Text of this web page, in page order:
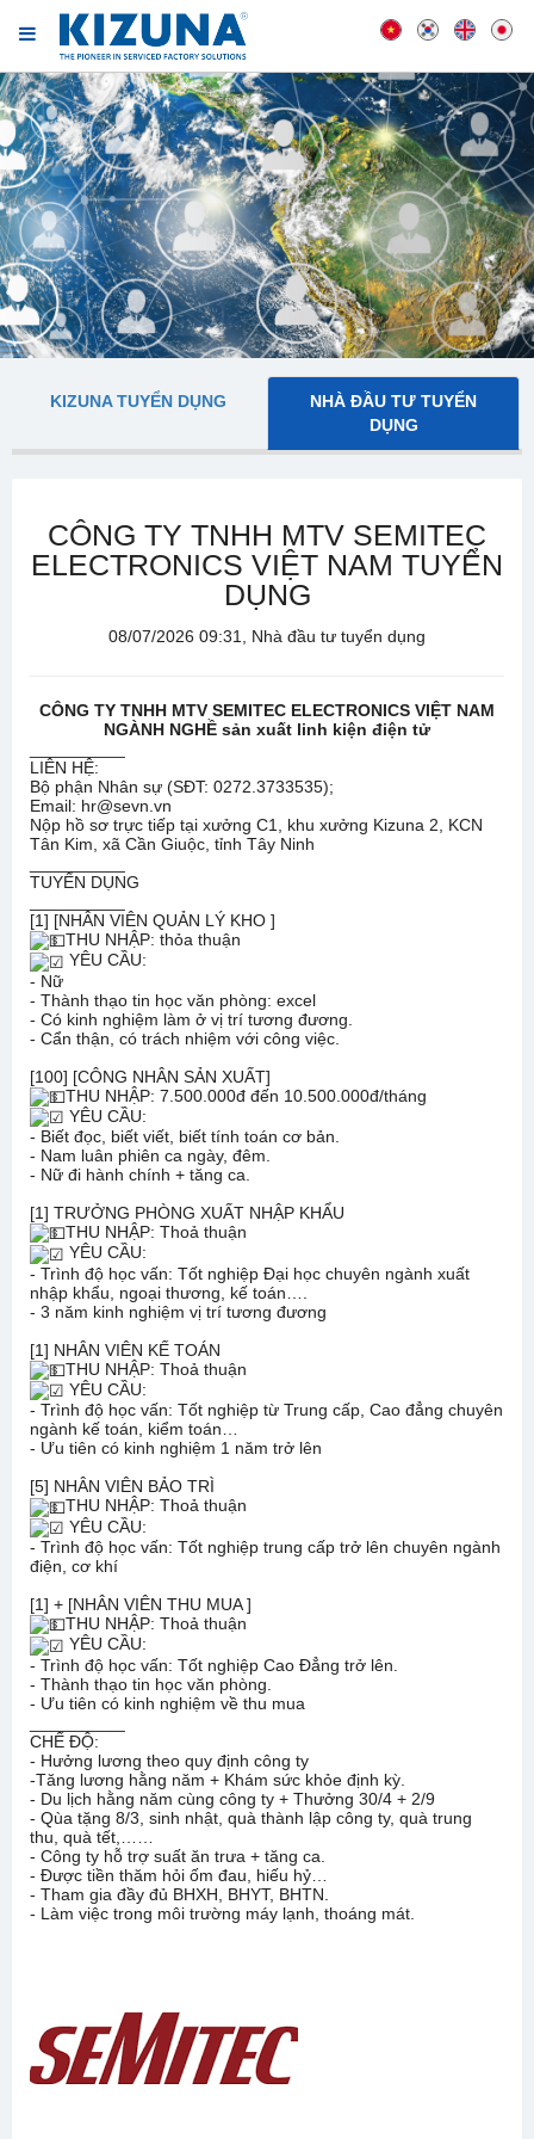
KIZUNA TUYỂN DỤNG
NHÀ ĐẦU TƯ TUYỂN
DỤNG
CÔNG TY TNHH MTV SEMITEC
ELECTRONICS VIỆT NAM TUYỂN
DỤNG
08/07/2026 09:31, Nhà đầu tư tuyển dụng
CÔNG TY TNHH MTV SEMITEC ELECTRONICS VIỆT NAM
NGÀNH NGHỀ sản xuất linh kiện điện tử
LIÊN HỆ:
Bộ phận Nhân sự (SĐT: 0272.3733535);
Email: hr@sevn.vn
Nộp hồ sơ trực tiếp tại xưởng C1, khu xưởng Kizuna 2, KCN
Tân Kim, xã Cần Giuộc, tỉnh Tây Ninh
TUYỂN DỤNG
[1] [NHÂN VIÊN QUẢN LÝ KHO ]
THU NHẬP: thỏa thuận
YÊU CẦU:
- Nữ
- Thành thạo tin học văn phòng: excel
- Có kinh nghiệm làm ở vị trí tương đương.
- Cẩn thận, có trách nhiệm với công việc.
[100] [CÔNG NHÂN SẢN XUẤT]
THU NHẬP: 7.500.000đ đến 10.500.000đ/tháng
YÊU CẦU:
- Biết đọc, biết viết, biết tính toán cơ bản.
- Nam luân phiên ca ngày, đêm.
- Nữ đi hành chính + tăng ca.
[1] TRƯỞNG PHÒNG XUẤT NHẬP KHẨU
THU NHẬP: Thoả thuận
YÊU CẦU:
- Trình độ học vấn: Tốt nghiệp Đại học chuyên ngành xuất
nhập khẩu, ngoại thương, kế toán….
- 3 năm kinh nghiệm vị trí tương đương
[1] NHÂN VIÊN KẾ TOÁN
THU NHẬP: Thoả thuận
YÊU CẦU:
- Trình độ học vấn: Tốt nghiệp từ Trung cấp, Cao đẳng chuyên
ngành kế toán, kiểm toán…
- Ưu tiên có kinh nghiệm 1 năm trở lên
[5] NHÂN VIÊN BẢO TRÌ
THU NHẬP: Thoả thuận
YÊU CẦU:
- Trình độ học vấn: Tốt nghiệp trung cấp trở lên chuyên ngành
điện, cơ khí
[1] + [NHÂN VIÊN THU MUA ]
THU NHẬP: Thoả thuận
YÊU CẦU:
- Trình độ học vấn: Tốt nghiệp Cao Đẳng trở lên.
- Thành thạo tin học văn phòng.
- Ưu tiên có kinh nghiệm về thu mua
CHẾ ĐỘ:
- Hưởng lương theo quy định công ty
-Tăng lương hằng năm + Khám sức khỏe định kỳ.
- Du lịch hằng năm cùng công ty + Thưởng 30/4 + 2/9
- Qùa tặng 8/3, sinh nhật, quà thành lập công ty, quà trung
thu, quà tết,……
- Công ty hỗ trợ suất ăn trưa + tăng ca.
- Được tiền thăm hỏi ốm đau, hiếu hỷ…
- Tham gia đầy đủ BHXH, BHYT, BHTN.
- Làm việc trong môi trường máy lạnh, thoáng mát.